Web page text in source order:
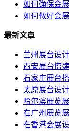
如何确保会
如何做好会
最新文章
兰州展台设
西安展台搭
石家庄展台
太原展台设
哈尔滨展览
在广州展览
在香港会展